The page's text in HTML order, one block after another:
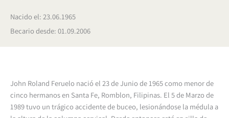
Nacido el: 23.06.1965
Becario desde: 01.09.2006
John Roland Feruelo nació el 23 de Junio de 1965 como menor de
cinco hermanos en Santa Fe, Romblon, Filipinas. El 5 de Marzo de
1989 tuvo un trágico accidente de buceo, lesionándose la médula a